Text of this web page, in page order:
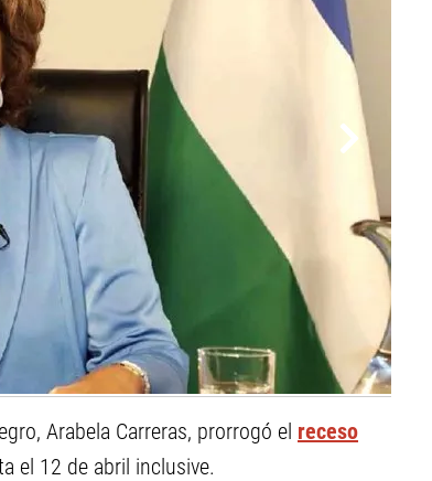
Arabela Carreras, prorrogó el receso
el 12 de abril inclusive.